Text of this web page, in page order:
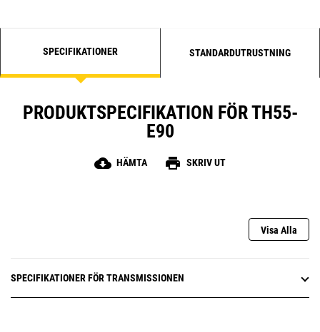
SPECIFIKATIONER STANDARDUTRUSTNING
PRODUKTSPECIFIKATION FÖR TH55-
E90
cloud_download HÄMTA print SKRIV UT
Visa Alla
SPECIFIKATIONER FÖR TRANSMISSIONEN